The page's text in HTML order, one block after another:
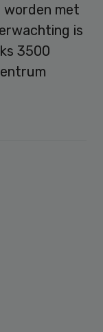
worden met
is
3500